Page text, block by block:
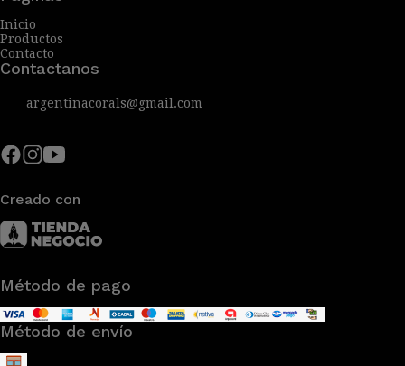
Inicio
Productos
Contacto
Contactanos
argentinacorals@gmail.com
Creado con
Método de pago
Método de envío